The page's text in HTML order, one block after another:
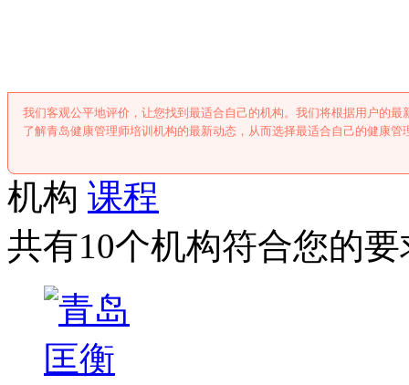
我们客观公平地评价，让您找到最适合自己的机构。我们将根据用户的
了解青岛健康管理师培训机构的最新动态，从而选择最适合自己的健康管
机构 课程
共有10个机构符合您的要